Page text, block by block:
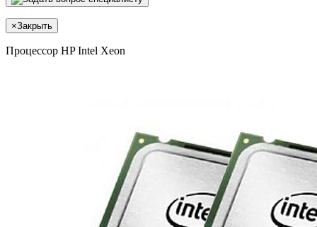
×Закрыть
Процессор HP Intel Xeon